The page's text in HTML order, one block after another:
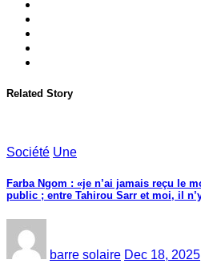
Related Story
Société Une
Farba Ngom : «je n’ai jamais reçu le
public ; entre Tahirou Sarr et moi, il
barre solaire Dec 18, 2025